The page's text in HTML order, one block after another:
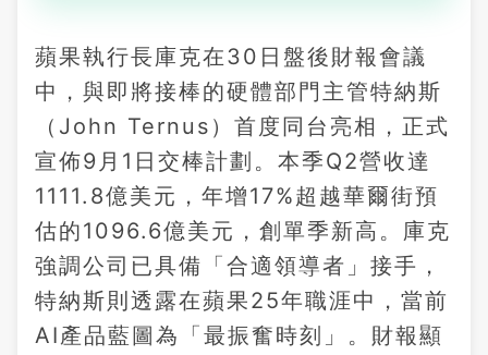
蘋果執行長庫克在30日盤後財報會議
中，與即將接棒的硬體部門主管特納斯
（John Ternus）首度同台亮相，正式
宣佈9月1日交棒計劃。本季Q2營收達
1111.8億美元，年增17%超越華爾街預
估的1096.6億美元，創單季新高。庫克
強調公司已具備「合適領導者」接手，
特納斯則透露在蘋果25年職涯中，當前
AI產品藍圖為「最振奮時刻」。財報顯